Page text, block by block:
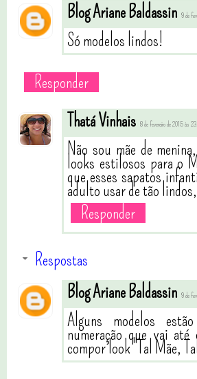
Blog Ariane Baldassin 9 de
Só modelos lindos!
Responder
Thatá Vinhais 8 de fevereiro de 2015 às
Não sou mãe de
looks estilosos para o
que esses sapatos
adulto usar de tão
Responder
Respostas
Blog Ariane Baldassin 9 de
Alguns modelos
numeração que vai
compor look "Tal Mãe,